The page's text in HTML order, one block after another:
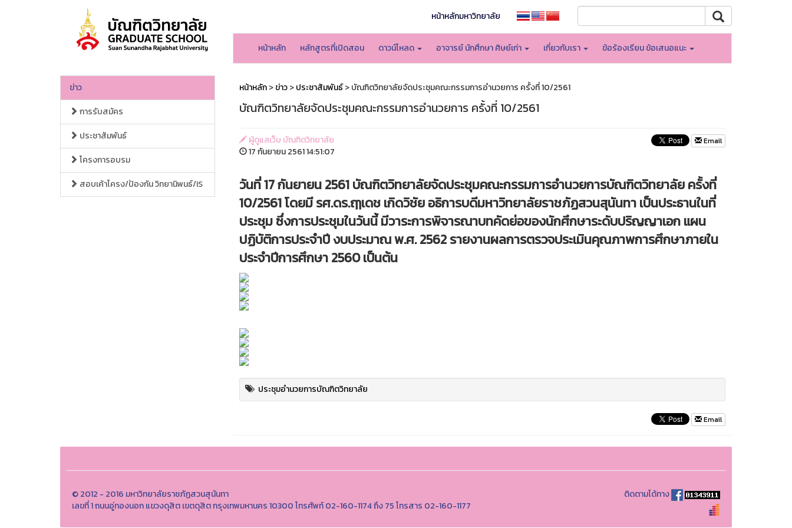
หน้าหลักมหาวิทยาลัย
หน้าหลัก หลักสูตรที่เปิดสอน ดาวน์โหลด อาจารย์ นักศึกษา ศิษย์เก่า เกี่ยวกับเรา ข้อร้องเรียน ข้อเสนอแนะ
ข่าว
การรับสมัคร
ประชาสัมพันธ์
โครงการอบรม
สอบเค้าโครง/ป้องกัน วิทยานิพนธ์/IS
หน้าหลัก>ข่าว>ประชาสัมพันธ์> บัณฑิตวิทยาลัยจัดประชุมคณะกรรมการอำนวยการ ครั้งที่ 10/2561
บัณฑิตวิทยาลัยจัดประชุมคณะกรรมการอำนวยการ ครั้งที่ 10/2561
ผู้ดูแลเว็บ บัณฑิตวิทยาลัย
17 กันยายน 2561 14:51:07
Email
วันที่ 17 กันยายน 2561 บัณฑิตวิทยาลัยจัดประชุมคณะกรรมการอำนวยการบัณฑิตวิทยาลัย ครั้งที่
10/2561 โดยมี รศ.ดร.ฤๅเดช เกิดวิชัย อธิการบดีมหาวิทยาลัยราชภัฏสวนสุนันทา เป็นประธานในที่
ประชุม ซึ่งการประชุมในวันนี้ มีวาระการพิจารณาบทคัดย่อของนักศึกษาระดับปริญญาเอก แผน
ปฏิบัติการประจำปี งบประมาณ พ.ศ. 2562 รายงานผลการตรวจประเมินคุณภาพการศึกษาภายใน
ประจำปีการศึกษา 2560 เป็นต้น
ประชุมอำนวยการบัณฑิตวิทยาลัย
Email
© 2012 - 2016 มหาวิทยาลัยราชภัฏสวนสุนันทา
เลขที่ 1 ถนนอู่ทองนอก แขวงดุสิต เขตดุสิต กรุงเทพมหานคร 10300 โทรศัพท์ 02-160-1174 ถึง 75 โทรสาร 02-160-1177
ติดตามได้ทาง